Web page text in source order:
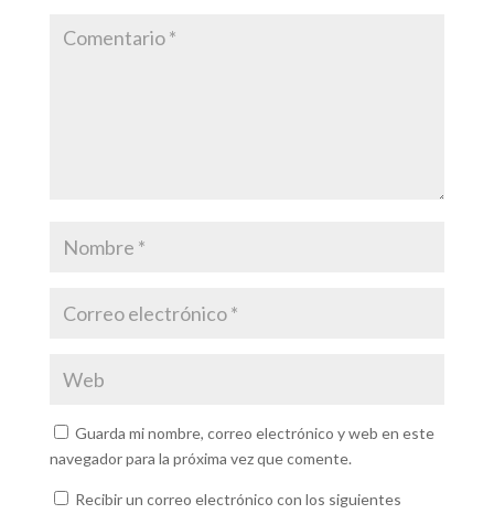
Guarda mi nombre, correo electrónico y web en este
navegador para la próxima vez que comente.
Recibir un correo electrónico con los siguientes